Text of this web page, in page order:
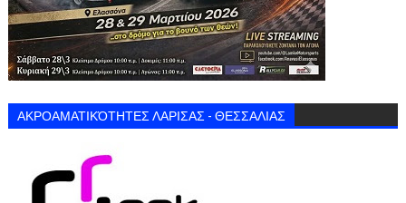
ΑΚΡΟΑΜΑΤΙΚΌΤΗΤΕΣ ΛΑΡΙΣΑΣ - ΘΕΣΣΑΛΙΑΣ